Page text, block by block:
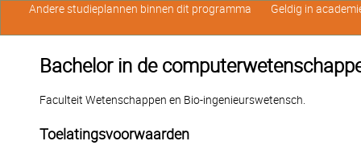
Bachelor in de
Faculteit Wetenschappen en Bio-ingenieurswetensch.
Toelatingsvoorwaarden
Andere studieplannen binnen dit programma Geldig in